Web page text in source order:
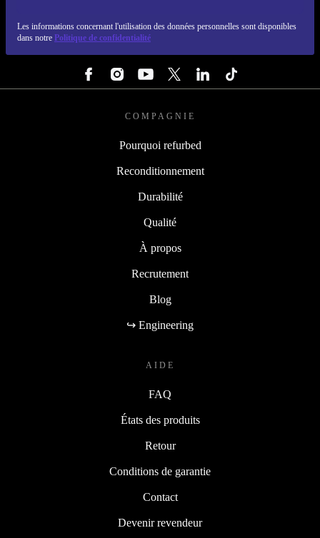
Les informations concernant l'utilisation des données personnelles sont disponibles
dans notre Politique de confidentialité
COMPAGNIE
Pourquoi refurbed
Reconditionnement
Durabilité
Qualité
À propos
Recrutement
Blog
↪ Engineering
AIDE
FAQ
États des produits
Retour
Conditions de garantie
Contact
Devenir revendeur